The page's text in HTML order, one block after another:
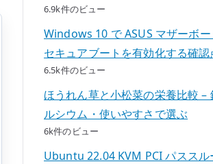
6.9k件のビュー
Windows 10 で ASUS マザーボー
セキュアブートを有効化する確認
6.5k件のビュー
ほうれん草と小松菜の栄養比較 –
ルシウム・使いやすさで選ぶ
6k件のビュー
Ubuntu 22.04 KVM PCI パススル